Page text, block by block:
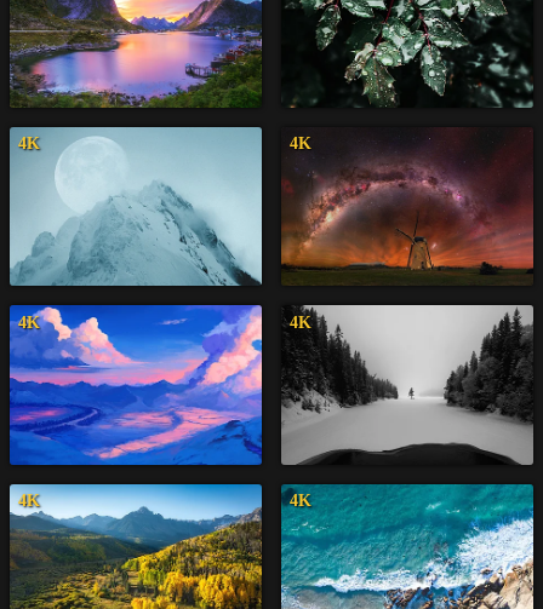
4K 4K
4K 4K
4K 4K